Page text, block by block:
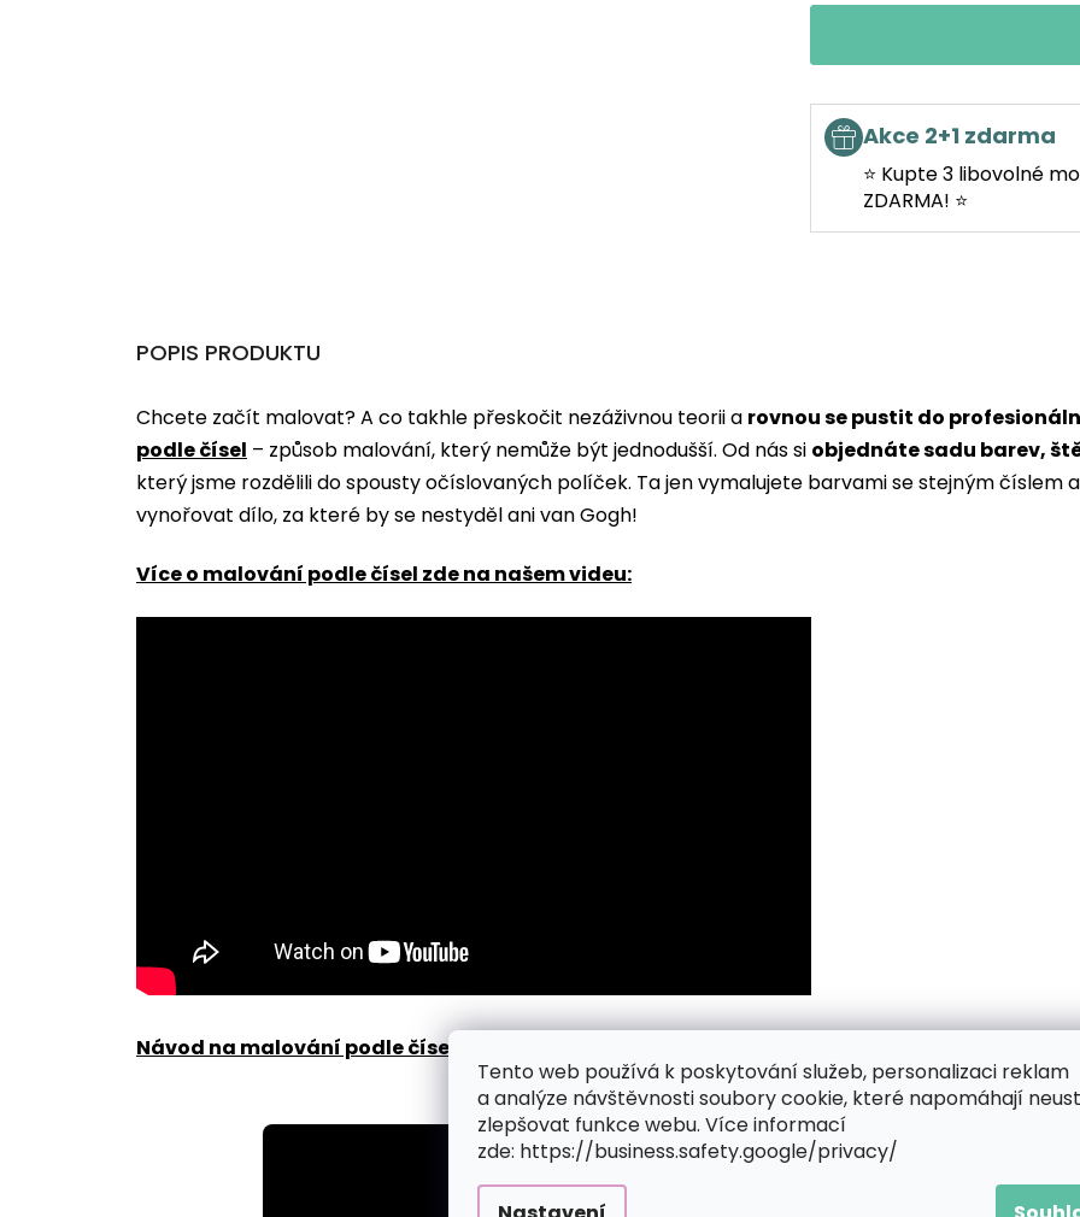
Tento web používá k poskytování služeb, personalizaci reklam
a analýze návštěvnosti soubory cookie, které napomáhají
zlepšovat funkce webu. Více informací
zde: https://business.safety.google/privacy/
Akce 2+1 zdarma
⭐ Kupte 3 libovolné
ZDARMA! ⭐
POPIS PRODUKTU
Chcete začít malovat? A co takhle přeskočit nezáživnou teorii a rovnou se pustit do
podle čísel ­­– způsob malování, který nemůže být jednodušší. Od nás si objednáte sadu barev,
který jsme rozdělili do spousty očíslovaných políček. Ta jen vymalujete barvami se stejným číslem
vynořovat dílo, za které by se nestyděl ani van Gogh!
Více o malování podle čísel zde na našem videu:
Návod na malování podle čísel zde